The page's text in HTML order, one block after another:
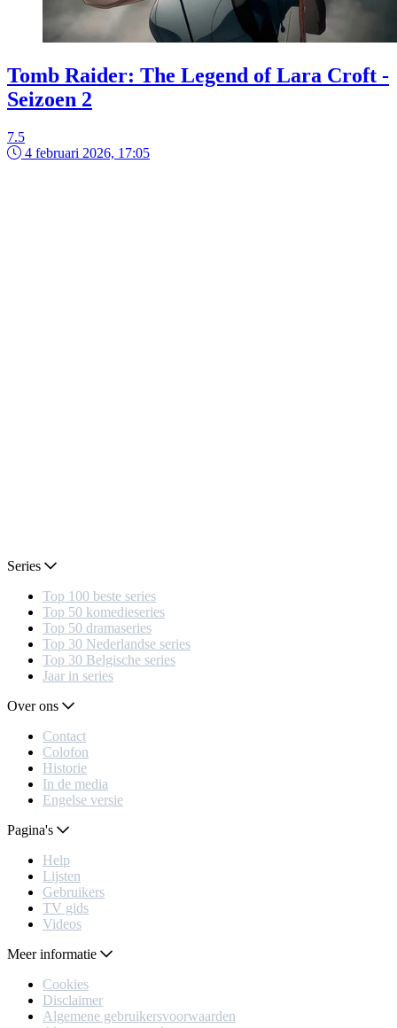
Tomb Raider: The Legend of Lara Croft -
Seizoen 2
7.5
4 februari 2026, 17:05
Series
Top 100 beste series
Top 50 komedieseries
Top 50 dramaseries
Top 30 Nederlandse series
Top 30 Belgische series
Jaar in series
Over ons
Contact
Colofon
Historie
In de media
Engelse versie
Pagina's
Help
Lijsten
Gebruikers
TV gids
Videos
Meer informatie
Cookies
Disclaimer
Algemene gebruikersvoorwaarden